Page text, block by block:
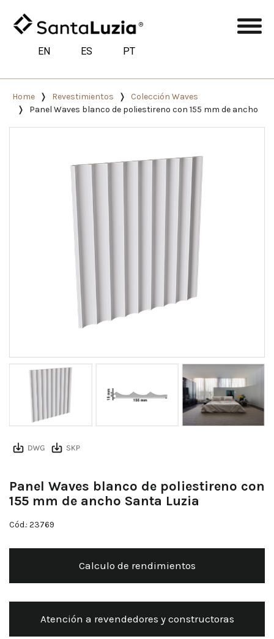
EN ES PT
Home Revestimientos
Colección Waves
Panel Waves blanco de poliestireno con 155 mm de ancho
Panel Waves blanco de poliestireno con
155 mm de ancho Santa Luzia
Cód.: 23769
Calculo de rendimientos
Atención a revendedores y constructoras